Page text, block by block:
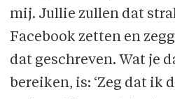
mij. Jullie zullen dat
Facebook zetten en
dat geschreven. Wat je
bereiken, is: ‘Zeg dat ik